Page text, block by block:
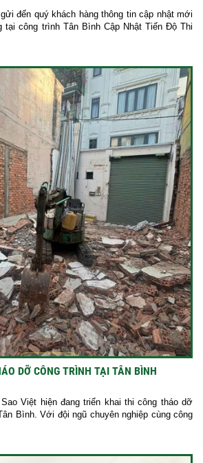
đến quý khách hàng thông tin cập nhật mới
tại công trình Tân Bình Cập Nhật Tiến Độ Thi
DỠ CÔNG TRÌNH TẠI TÂN BÌNH
Việt hiện đang triển khai thi công tháo dỡ
Bình. Với đội ngũ chuyên nghiệp cùng công